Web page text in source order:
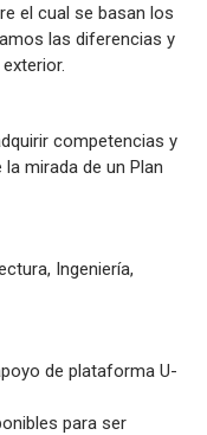
el cual se basan los
las diferencias y
competencias y
mirada de un Plan
Ingeniería,
de plataforma U-
para ser